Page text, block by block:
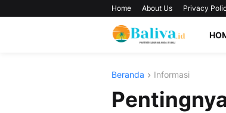
Home About Us Privacy
Beranda Informasi